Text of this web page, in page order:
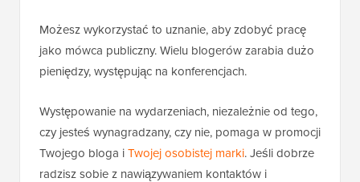
Możesz wykorzystać to uznanie, aby zdobyć pracę
jako mówca publiczny. Wielu blogerów zarabia dużo
pieniędzy, występując na konferencjach.
Występowanie na wydarzeniach, niezależnie od tego,
czy jesteś wynagradzany, czy nie, pomaga w promocji
Twojego bloga iTwojej osobistej marki. Jeśli dobrze
radzisz sobie z nawiązywaniem kontaktów i